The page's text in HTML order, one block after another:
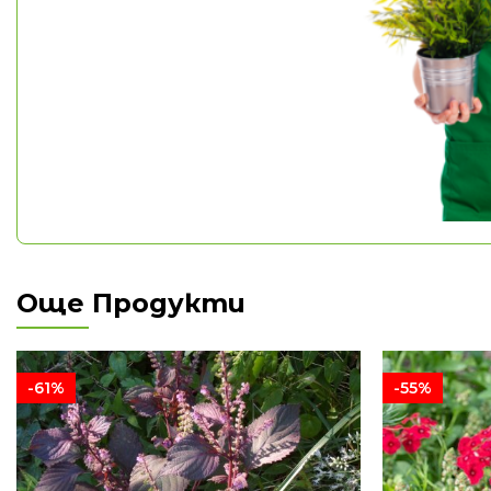
Още Продукти
-61% -55%